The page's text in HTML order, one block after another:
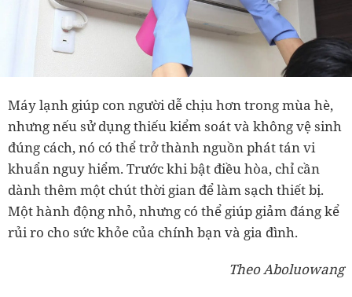
Máy lạnh giúp con người dễ chịu hơn trong mùa hè,
nhưng nếu sử dụng thiếu kiểm soát và không vệ sinh
đúng cách, nó có thể trở thành nguồn phát tán vi
khuẩn nguy hiểm. Trước khi bật điều hòa, chỉ cần
dành thêm một chút thời gian để làm sạch thiết bị.
Một hành động nhỏ, nhưng có thể giúp giảm đáng kể
rủi ro cho sức khỏe của chính bạn và gia đình.
Theo Aboluowang